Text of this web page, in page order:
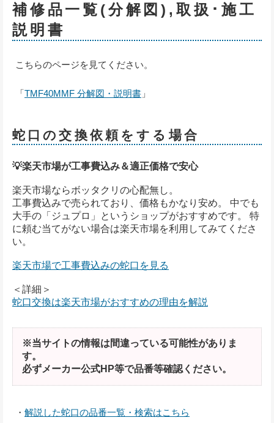
補修品一覧(分解図),取扱･施工
説明書
こちらのページを見てください。
「TMF40MMF 分解図・説明書 」
蛇口の交換依頼をする場合
💡楽天市場が工事費込み＆適正価格で安心
楽天市場ならボッタクリの心配無し。
工事費込みで売られており、価格もかなり安め。 中でも
大手の「ジュプロ」というショップがおすすめです。 特
に頼む当てがない場合は楽天市場を利用してみてくださ
い。
楽天市場で工事費込みの蛇口を見る
＜詳細＞
蛇口交換は楽天市場がおすすめの理由を解説
※当サイトの情報は間違っている可能性がありま
す。
必ずメーカー公式HP等で品番等確認ください。
・ 解説した蛇口の品番一覧・検索はこちら